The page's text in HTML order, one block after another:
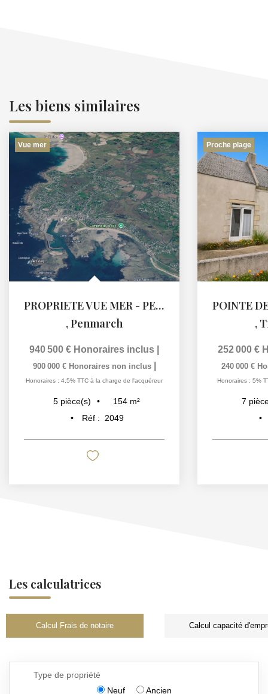
Les biens similaires
Vue mer
PROPRIETE VUE MER - PENMARC'H
,Penmarch
940 500 € Honoraires inclus
900 000 € Honoraires non inclus
Honoraires : 4,5% TTC à la charge de l'acquéreur
5 pièce(s) 154 m²
Réf :
2049
Proche plage
,
252 000 €
240 000 €
Honoraires : 5%
7
Les calculatrices
Calcul Frais de notaire Calcul capacité